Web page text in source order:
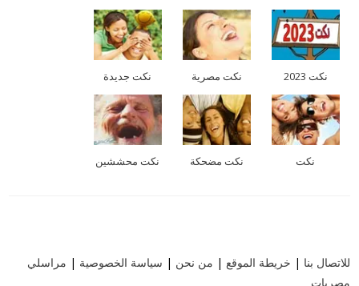
نكت 2023 نكت مصرية نكت جديدة
نكت نكت مضحكة نكت محششين
للاتصال بنا | خريطة الموقع | من نحن | سياسة الخصوصية | مراسلي
مصريات